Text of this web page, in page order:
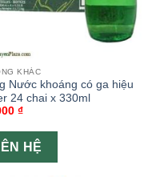
KHÁC
Nước khoáng có ga hiệu
24 chai x 330ml
₫
HỆ